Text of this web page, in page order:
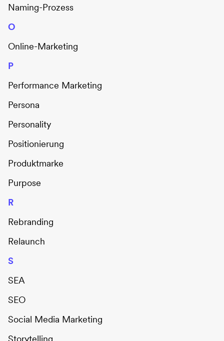
Naming-Prozess
O
Online-Marketing
P
Performance Marketing
Persona
Personality
Positionierung
Produktmarke
Purpose
R
Rebranding
Relaunch
S
SEA
SEO
Social Media Marketing
Storytelling